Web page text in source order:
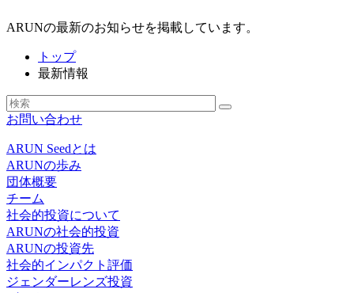
ARUNの最新のお知らせを掲載しています。
トップ
最新情報
お問い合わせ
ARUN Seedとは
ARUNの歩み
団体概要
チーム
社会的投資について
ARUNの社会的投資
ARUNの投資先
社会的インパクト評価
ジェンダーレンズ投資